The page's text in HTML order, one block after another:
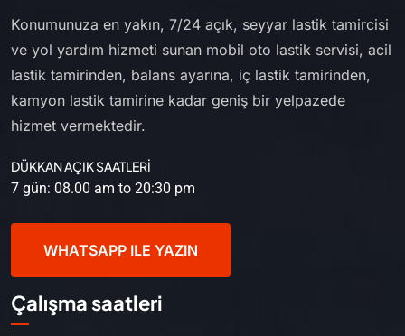
Konumunuza en yakın, 7/24 açık, seyyar lastik tamircisi
ve yol yardım hizmeti sunan mobil oto lastik servisi, acil
lastik tamirinden, balans ayarına, iç lastik tamirinden,
kamyon lastik tamirine kadar geniş bir yelpazede
hizmet vermektedir.
DÜKKAN AÇIK SAATLERİ
7 gün: 08.00 am to 20:30 pm
WHATSAPP ILE YAZIN
Çalışma saatleri